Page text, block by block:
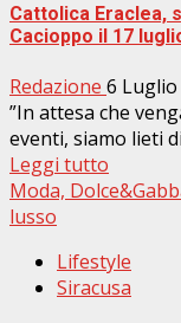
Cattolica Eraclea,
Cacioppo il 17
Redazione 6 Luglio
”In attesa che
eventi, siamo lieti
Leggi tutto
Moda,
lusso
Lifestyle
Siracusa